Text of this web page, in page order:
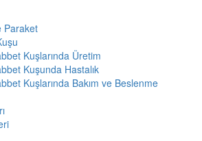
Paraket
Kuşlarında Üretim
Kuşunda Hastalık
Kuşlarında Bakım ve Beslenme